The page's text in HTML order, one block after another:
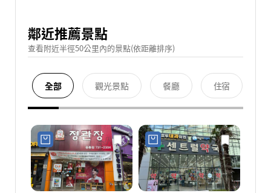
鄰近推薦景點
查看附近半徑50公里內的景點(依距離排序)
全部 觀光景點 餐廳 住宿